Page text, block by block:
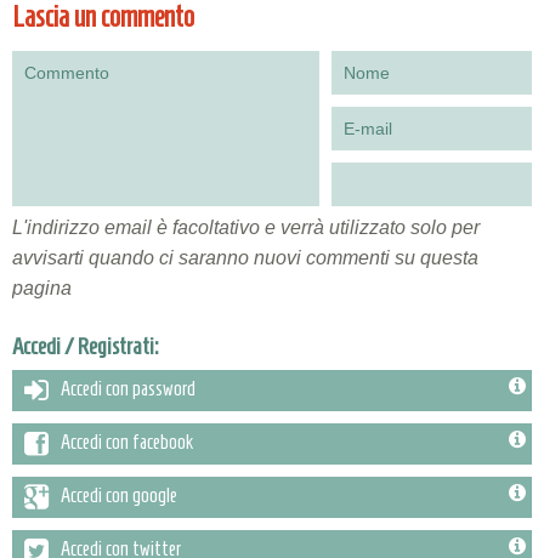
Lascia un commento
L'indirizzo email è facoltativo e verrà utilizzato solo per
avvisarti quando ci saranno nuovi commenti su questa
pagina
Accedi / Registrati:
Accedi con password
Accedi con facebook
Accedi con google
Accedi con twitter